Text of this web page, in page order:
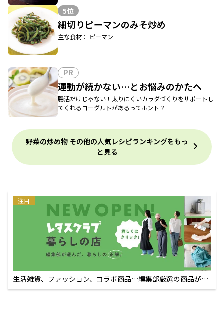
5位
細切りピーマンのみそ炒め
主な食材： ピーマン
PR
運動が続かない…とお悩みのかたへ
腸活だけじゃない！太りにくいカラダづくりをサポートし
てくれるヨーグルトがあるってホント？
野菜の炒め物 その他の人気レシピランキングをもっ
と見る
注目
生活雑貨、ファッション、コラボ商品…編集部厳選の商品が買
えるECサイト